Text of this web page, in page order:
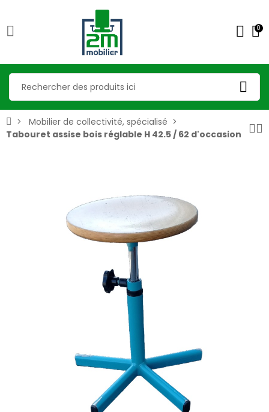
0
Mobilier de collectivité, spécialisé
Tabouret assise bois réglable H 42.5 / 62 d'occasion